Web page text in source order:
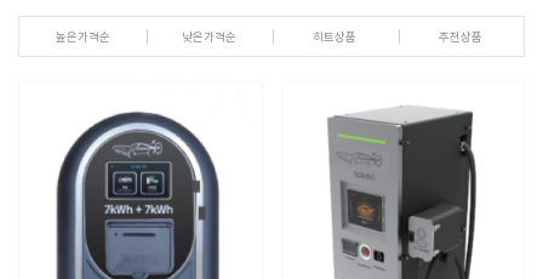
높은가격순 낮은가격순 히트상품 추천상품